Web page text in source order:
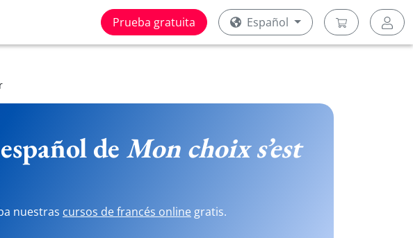
Prueba gratuita Español
de Mon choix s’est
nuestras cursos de francés online gratis.